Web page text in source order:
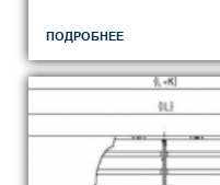
ПОДРОБНЕЕ